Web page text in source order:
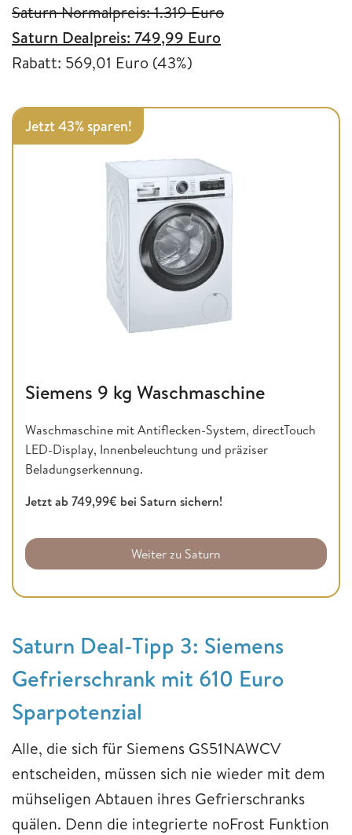
Saturn Normalpreis: 1.319 Euro
Saturn Dealpreis: 749,99 Euro
Rabatt: 569,01 Euro (43%)
Jetzt 43% sparen!
Siemens 9 kg Waschmaschine
Waschmaschine mit Antiflecken-System, directTouch
LED-Display, Innenbeleuchtung und präziser
Beladungserkennung.
Jetzt ab 749,99€ bei Saturn sichern!
Weiter zu Saturn
Saturn Deal-Tipp 3: Siemens
Gefrierschrank mit 610 Euro
Sparpotenzial
Alle, die sich für Siemens GS51NAWCV
entscheiden, müssen sich nie wieder mit dem
mühseligen Abtauen ihres Gefrierschranks
quälen. Denn die integrierte noFrost Funktion